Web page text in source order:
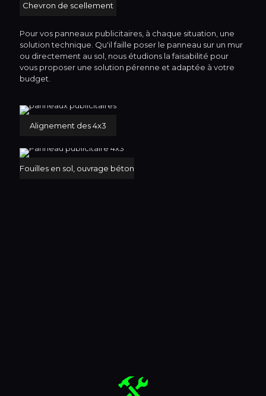
Chevron de scellement
Pour vos panneaux publicitaires, à chaque situation, une
solution technique. Qu'il faille poser le panneau sur un mur
ou directement au sol, nous étudions la faisabilité pour
vous proposer une solution pérenne et adaptée à votre
budget.
Alignement des 4x3
Fouilles en sol, ouvrage béton